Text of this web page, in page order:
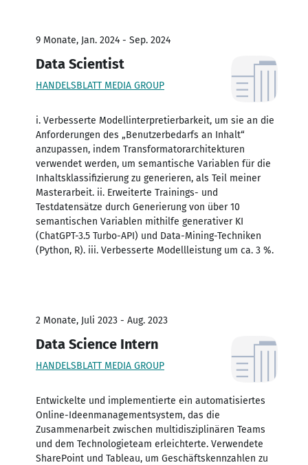
9 Monate, Jan. 2024 - Sep. 2024
Data Scientist
HANDELSBLATT MEDIA GROUP
i. Verbesserte Modellinterpretierbarkeit, um sie an die
Anforderungen des „Benutzerbedarfs an Inhalt“
anzupassen, indem Transformatorarchitekturen
verwendet werden, um semantische Variablen für die
Inhaltsklassifizierung zu generieren, als Teil meiner
Masterarbeit. ii. Erweiterte Trainings- und
Testdatensätze durch Generierung von über 10
semantischen Variablen mithilfe generativer KI
(ChatGPT-3.5 Turbo-API) und Data-Mining-Techniken
(Python, R). iii. Verbesserte Modellleistung um ca. 3 %.
2 Monate, Juli 2023 - Aug. 2023
Data Science Intern
HANDELSBLATT MEDIA GROUP
Entwickelte und implementierte ein automatisiertes
Online-Ideenmanagementsystem, das die
Zusammenarbeit zwischen multidisziplinären Teams
und dem Technologieteam erleichterte. Verwendete
SharePoint und Tableau, um Geschäftskennzahlen zu